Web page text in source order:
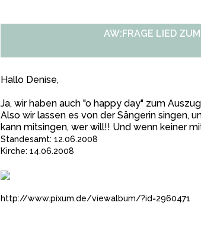
AW:FRAGE LIED
Hallo Denise,
Ja, wir haben auch "o happy day" zum
Also wir lassen es von der Sängerin singen,
kann mitsingen, wer will!! Und wenn keiner
Standesamt: 12.06.2008
Kirche: 14.06.2008
http://www.pixum.de/viewalbum/?id=2960471